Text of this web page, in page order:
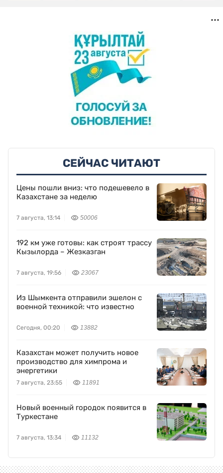
СЕЙЧАС ЧИТАЮТ
Цены пошли вниз: что подешевело в
Казахстане за неделю
7 августа, 13:14 50006
192 км уже готовы: как строят трассу
Кызылорда – Жезказган
7 августа, 19:56 23067
Из Шымкента отправили эшелон с
военной техникой: что известно
Сегодня, 00:20 13882
Казахстан может получить новое
производство для химпрома и
энергетики
7 августа, 23:55 11891
Новый военный городок появится в
Туркестане
7 августа, 13:34 11132